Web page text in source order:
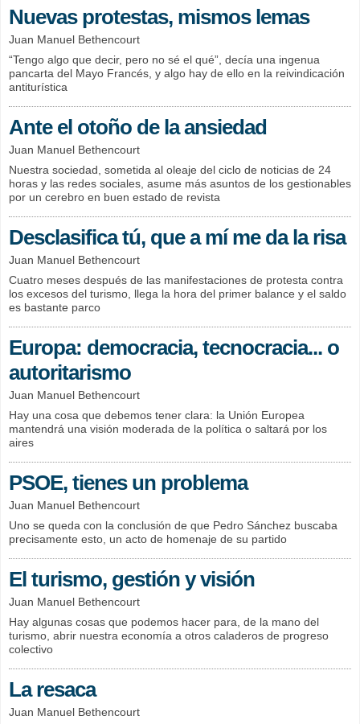
Nuevas protestas, mismos lemas
Juan Manuel Bethencourt
“Tengo algo que decir, pero no sé el qué”, decía una ingenua
pancarta del Mayo Francés, y algo hay de ello en la reivindicación
antiturística
Ante el otoño de la ansiedad
Juan Manuel Bethencourt
Nuestra sociedad, sometida al oleaje del ciclo de noticias de 24
horas y las redes sociales, asume más asuntos de los gestionables
por un cerebro en buen estado de revista
Desclasifica tú, que a mí me da la risa
Juan Manuel Bethencourt
Cuatro meses después de las manifestaciones de protesta contra
los excesos del turismo, llega la hora del primer balance y el saldo
es bastante parco
Europa: democracia, tecnocracia... o
autoritarismo
Juan Manuel Bethencourt
Hay una cosa que debemos tener clara: la Unión Europea
mantendrá una visión moderada de la política o saltará por los
aires
PSOE, tienes un problema
Juan Manuel Bethencourt
Uno se queda con la conclusión de que Pedro Sánchez buscaba
precisamente esto, un acto de homenaje de su partido
El turismo, gestión y visión
Juan Manuel Bethencourt
Hay algunas cosas que podemos hacer para, de la mano del
turismo, abrir nuestra economía a otros caladeros de progreso
colectivo
La resaca
Juan Manuel Bethencourt